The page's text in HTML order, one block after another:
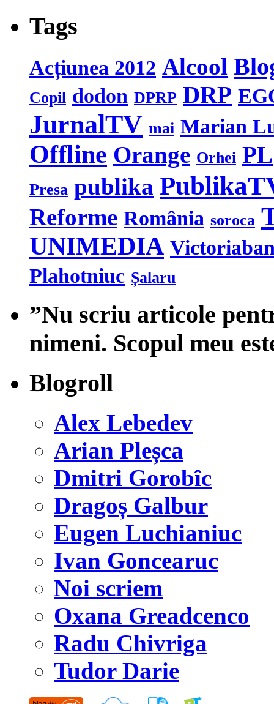
Tags
Acțiunea 2012 Alcool
Copil dodon DPRP DRP
JurnalTV mai Marian
Offline Orange Orhei PL
Presa publika
Reforme România soroca
UNIMEDIA
Plahotniuc Șalaru
”Nu scriu articole
nimeni. Scopul meu
Blogroll
Alex Lebedev
Arian Pleșca
Dmitri Gorobîc
Dragoș Galbur
Eugen Luchianiuc
Ivan Goncearuc
Noi scriem
Oxana Greadcenco
Radu Chivriga
Tudor Darie